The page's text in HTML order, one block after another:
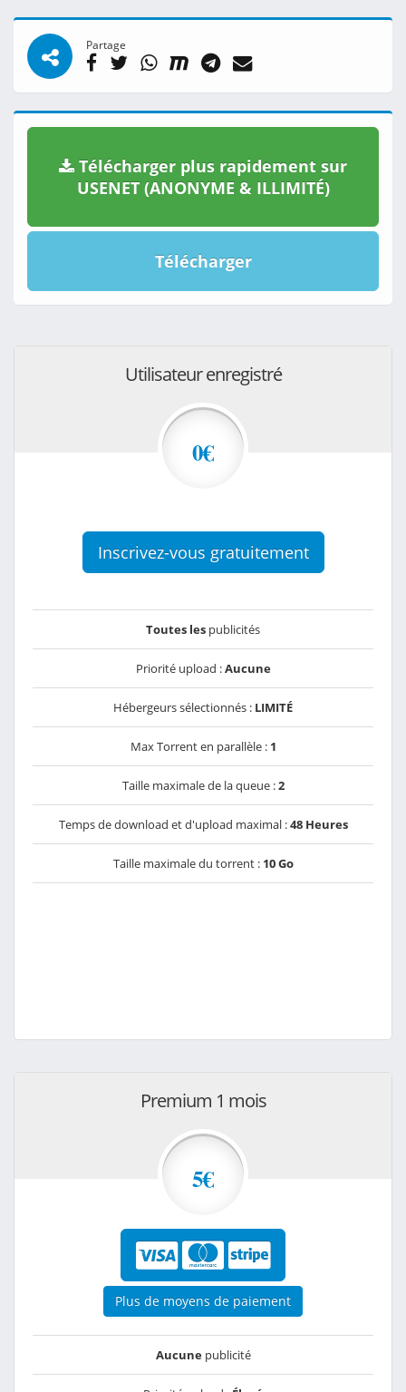
Partage
Télécharger plus rapidement sur
USENET (ANONYME & ILLIMITÉ)
Télécharger
Utilisateur enregistré
0€
Inscrivez-vous gratuitement
Toutes les publicités
Priorité upload :Aucune
Hébergeurs sélectionnés : LIMITÉ
Max Torrent en parallèle : 1
Taille maximale de la queue :2
Temps de download et d'upload maximal :48 Heures
Taille maximale du torrent : 10 Go
Premium 1 mois
5€
Plus de moyens de paiement
Aucunepublicité